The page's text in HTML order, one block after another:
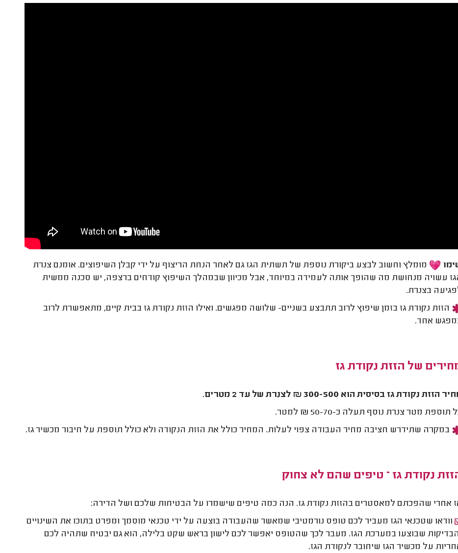
מומלץ וחשוב לבצע ביקורת נוספת של תשתית הגז גם לאחר הנחת הריצוף על ידי קבלן השיפוצים. אומנם צנרת
עשויה מנחושת מה שהופך אותה לעמידה במיוחד, אבל מכיוון שבמהלך השיפוץ קודחים ברצפה, יש סכנה ממשית
בצנרת.
הזזת נקודת גז בזמן שיפוץ לרוב תתבצע בשניים- שלושה מפגשים. ואילו הזזת נקודת גז בבית קיים, מתאפשרת לרוב
אחד.
של הזזת נקודת גז
הזזת נקודת גז בסיסית הוא 300-500 ₪ לצנרת של עד 2 מטרים.
תוספת מטר צנרת נוסף תעלה כ-50-70 ₪ למטר.
במקרה שתידרש חציבה מחיר העבודה צפוי לעלות. המחיר כולל את הזזת הנקודה ולא כולל תוספת על חיבור מכשיר גז.
נקודת גז – טיפים שהם לא צחוק
אחרי שהפכתם למאסטרים בהזזת נקודת גז. הנה כמה טיפים שישמרו על הבטיחות שלכם ושל הדירה:
וודאו שטכנאי הגז מעביר לכם טופס נורמטיבי שמאשר שהעבודה בוצעה על ידי טכנאי מוסמך ומפרט בתוכו את השינויים
שבוצעו במערכת הגז. מעבר לכך שהטופס יאפשר לכם לישון בראש שקט בלילה, הוא גם יבטיח שתהיה לכם
על מכשיר הגז שיחובר לנקודת הגז.